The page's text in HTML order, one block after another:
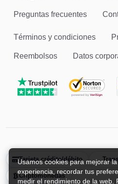
Usamos cookies para mejorar la
experiencia, recordar tus
medir el rendimiento de la web.
Preguntas frecuentes
Términos y condiciones
Reembolsos Datos
Tarjeta crédito/débito
Criptomonedas